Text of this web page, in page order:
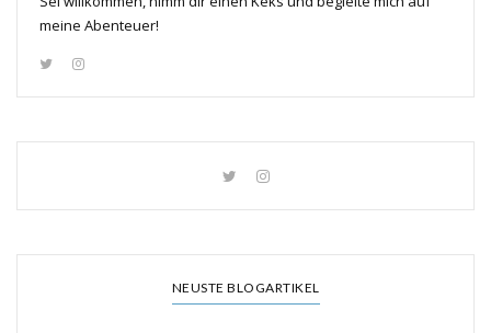
meine Abenteuer!
NEUSTE BLOGARTIKEL